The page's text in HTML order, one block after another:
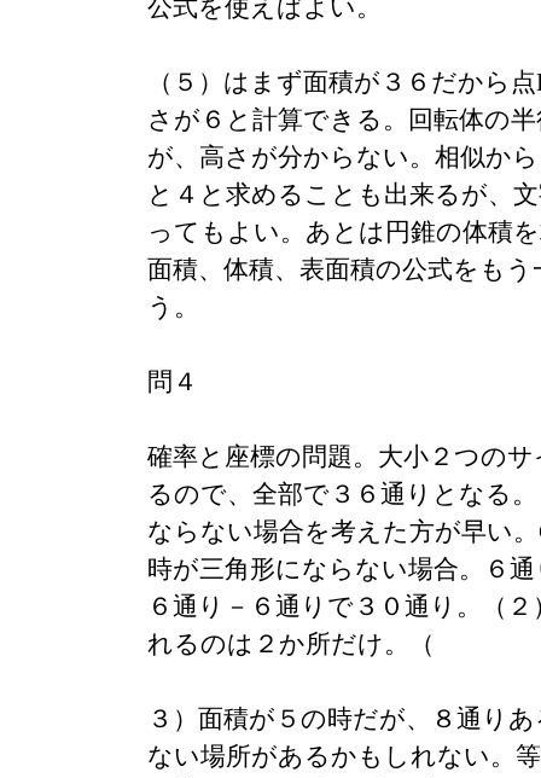
公式を使えばよい。
（５）はまず面積が３６だから
さが６と計算できる。回転体の
が、高さが分からない。相似か
と４と求めることも出来るが、
ってもよい。あとは円錐の体積
面積、体積、表面積の公式をも
う。
問４
確率と座標の問題。大小２つの
るので、全部で３６通りとなる
ならない場合を考えた方が早い
時が三角形にならない場合。６
６通り－６通りで３０通り。（
れるのは２か所だけ。（
３）面積が５の時だが、８通り
ない場所があるかもしれない。